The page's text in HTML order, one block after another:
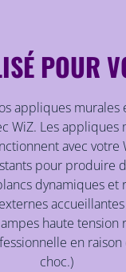
POUR
appliques murales
WiZ. Les appliques
avec votre
pour produire
dynamiques et
haute tension
en
choc.)